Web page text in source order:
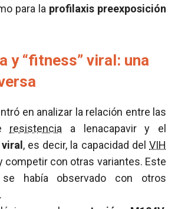
para la profilaxis preexposición
y “fitness” viral: una
en analizar la relación entre las
resistencia a lenacapavir y el
, es decir, la capacidad del VIH
competir con otras variantes. Este
había observado con otros